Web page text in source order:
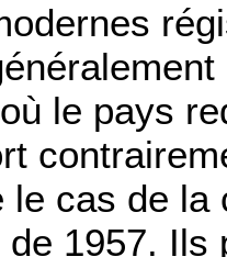
le pays
le cas de la
1957. Ils